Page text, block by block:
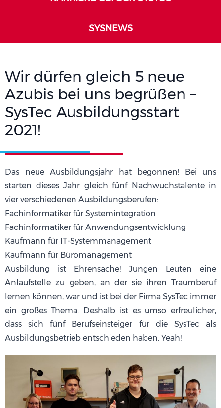
SYSNEWS
Wir dürfen gleich 5 neue
Azubis bei uns begrüßen –
SysTec Ausbildungsstart
2021!
Das neue Ausbildungsjahr hat begonnen! Bei uns
starten dieses Jahr gleich fünf Nachwuchstalente in
vier verschiedenen Ausbildungsberufen:
Fachinformatiker für Systemintegration
Fachinformatiker für Anwendungsentwicklung
Kaufmann für IT-Systemmanagement
Kaufmann für Büromanagement
Ausbildung ist Ehrensache! Jungen Leuten eine
Anlaufstelle zu geben, an der sie ihren Traumberuf
lernen können, war und ist bei der Firma SysTec immer
ein großes Thema. Deshalb ist es umso erfreulicher,
dass sich fünf Berufseinsteiger für die SysTec als
Ausbildungsbetrieb entschieden haben. Yeah!